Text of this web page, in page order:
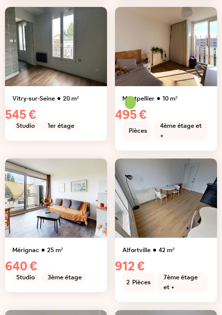
Vitry-sur-Seine 20m²
545 €
Studio 1er étage
Montpellier 10m²
495 €
Pièces
4ème étage et
+
Mérignac 25m²
640 €
Studio 3ème étage
Alfortville 42m²
912 €
2 Pièces
7ème étage
et +